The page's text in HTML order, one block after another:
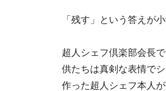
「残す」という答えが
超人シェフ倶楽部会長
供たちは真剣な表情で
作った超人シェフ本人